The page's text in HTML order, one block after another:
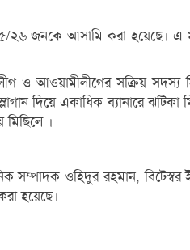
২৫/২৬ জনকে আসামি করা হয়েছে।
আওয়ামীলীগের সক্রিয় সদস্য
দিয়ে একাধিক ব্যানারে ঝটিকা
মিছিলে ।
সম্পাদক ওহিদুর রহমান,
হয়েছে।